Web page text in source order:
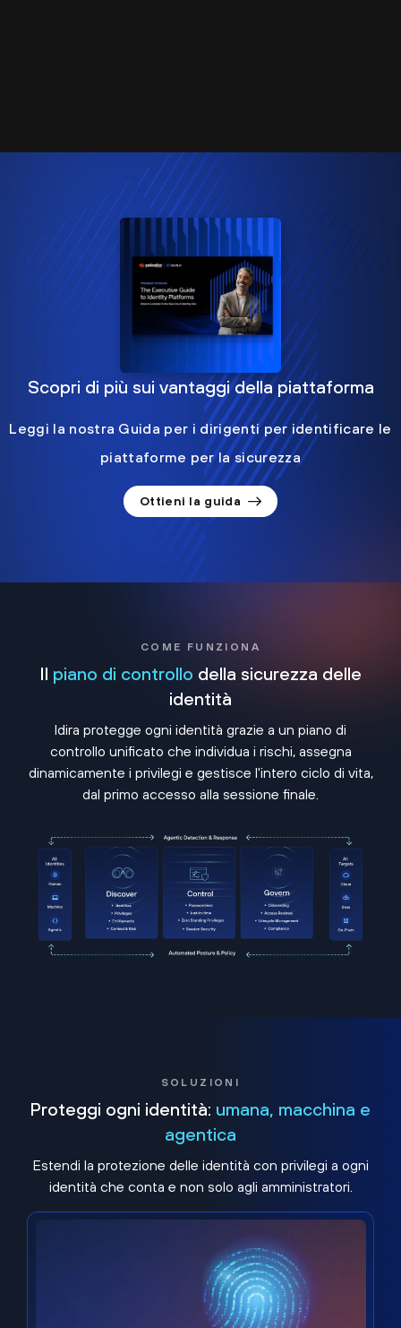
Scopri di più sui vantaggi della piattaforma
Leggi la nostra Guida per i dirigenti per identificare le
piattaforme per la sicurezza
Ottieni la guida
COME FUNZIONA
Il piano di controllo della sicurezza delle
identità
Idira protegge ogni identità grazie a un piano di
controllo unificato che individua i rischi, assegna
dinamicamente i privilegi e gestisce l'intero ciclo di vita,
dal primo accesso alla sessione finale.
SOLUZIONI
Proteggi ogni identità: umana, macchina e
agentica
Estendi la protezione delle identità con privilegi a ogni
identità che conta e non solo agli amministratori.